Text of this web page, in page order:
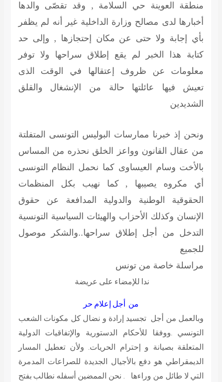
منطقة العوينة حي السلامة , وقد تقصّى والدها
أخبارها لدى مصالح وزارة الداخلية غير أنه لم يظفر
بأي إجابة ولا حتى عن مكان إحتجازها , وإلى حد
كتابة هذا الخبر لم يقع إطلاق سراحها ولا توفر
معلومات عن ظروف إعتقالها في الوقت الذى
تعيش فيها عائلتها حالة من الإنشغال والقلق
الشديدين
ونحن إذ خبرنا ممارسات البوليس التونسى المتفلتة
من عقال القانون وواعز الخلق نحذره من المساس
بالأخت وسام العيساوى كما نحمل النظام التونسى
أي مكروه يصيبها , كما نهيب بكل المنظمات
الحقوقية الوطنية والدولية المدافعة عن حقوق
الإنسان وكذلك الأحزاب والهيئات السياسية التونسية
التدخل من أجل إطلاق سراحها..والشكر موصول
للجميع
مراسلة خاصة من تونس
ندا للإمضاء على عريضة
من أجل إعلام حر
وبالعمل من أجل تجسيد إرادة و نضال كل مكونات الشعب
التونسي .ووفقا للأحكام الدستورية والإتفاقيات الدولية
المتعلقة بصيانة و إحترام الحريات. ولأن تعطيل المسار
الديمقراطي هو دفع بالأجيال الجديدة للصراعات المدمرة
التي لا طائل من وراءها . نحن الممضين أسفله نطالب بفتح